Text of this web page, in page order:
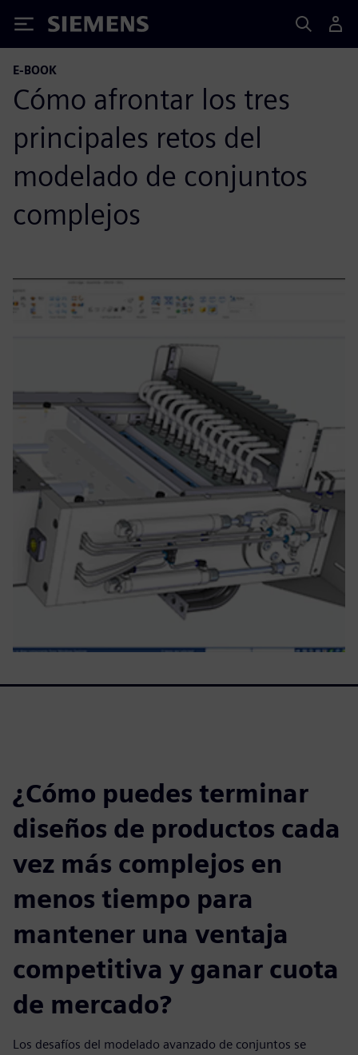
Siemens
E-BOOK
Cómo afrontar los tres
principales retos del
modelado de conjuntos
complejos
¿Cómo puedes terminar
diseños de productos cada
vez más complejos en
menos tiempo para
mantener una ventaja
competitiva y ganar cuota
de mercado?
Los desafíos del modelado avanzado de conjuntos se